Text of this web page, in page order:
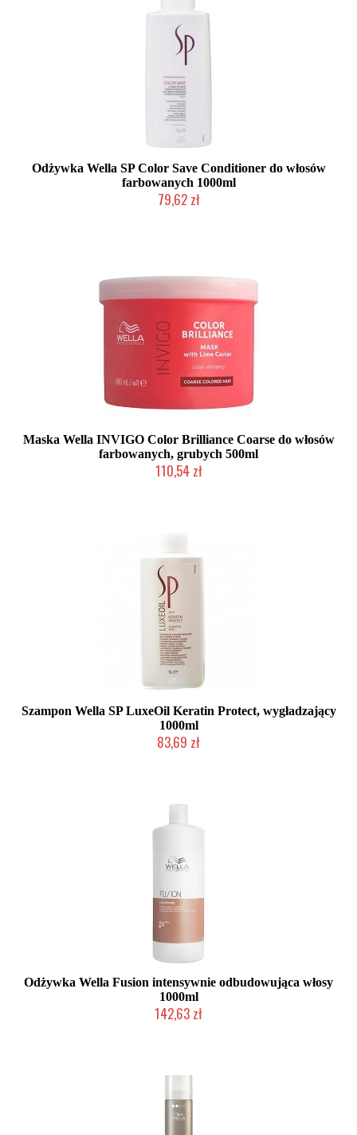
Odżywka Wella SP Color Save Conditioner do włosów
farbowanych 1000ml
79,62 zł
Maska Wella INVIGO Color Brilliance Coarse do włosów
farbowanych, grubych 500ml
110,54 zł
Szampon Wella SP LuxeOil Keratin Protect, wygładzający
1000ml
83,69 zł
Odżywka Wella Fusion intensywnie odbudowująca włosy
1000ml
142,63 zł